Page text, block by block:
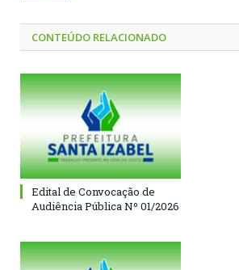
CONTEÚDO RELACIONADO
Edital de Convocação de
Audiência Pública Nº 01/2026